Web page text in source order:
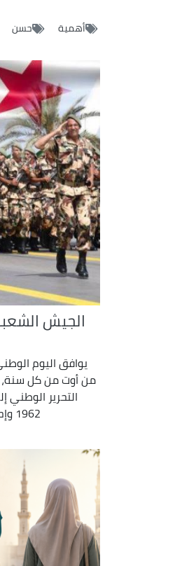
أهمية حسن
الجيش
يوافق اليوم
من أوت من كل سنة،
التحرير
1962 وإحياءً لدور المؤسسة العسكرية ...